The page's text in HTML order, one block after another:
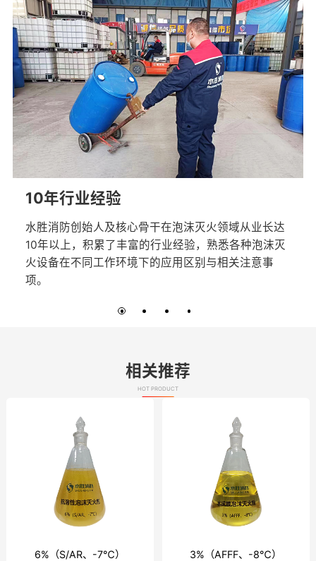
10年行业经验
水胜消防创始人及核心骨干在泡沫灭火领域从业长达
10年以上，积累了丰富的行业经验，熟悉各种泡沫灭
火设备在不同工作环境下的应用区别与相关注意事
项。
相关推荐
HOT PRODUCT
6%（S/AR、-7℃） 3%（AFFF、-8℃）